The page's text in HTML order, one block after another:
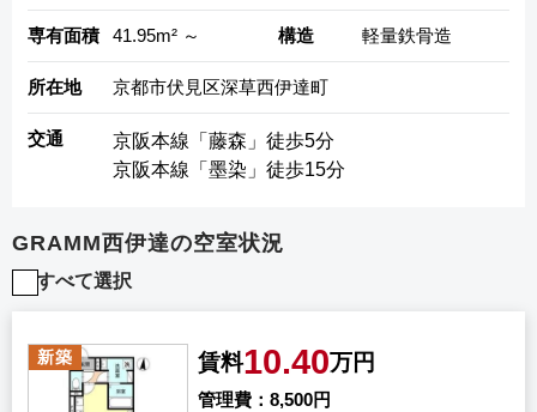
専有面積 41.95m² ～ 構造 軽量鉄骨造
所在地 京都市伏見区深草西伊達町
交通
京阪本線「藤森」徒歩5分
京阪本線「墨染」徒歩15分
GRAMM西伊達の空室状況
すべて選択
新築 賃料10.40万円
管理費
8,500円